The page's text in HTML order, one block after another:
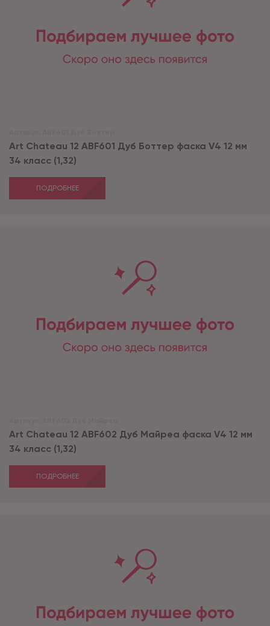
Art Chateau 12 ABF601 Дуб Боттер фаска V4 12 мм
34 класс (1,32)
ПОДРОБНЕЕ
Art Chateau 12 ABF602 Дуб Майреа фаска V4 12 мм
34 класс (1,32)
ПОДРОБНЕЕ